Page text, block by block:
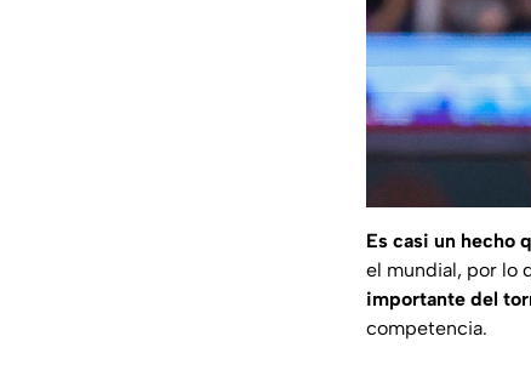
Es casi un hecho
el mundial, por lo
importante del
competencia.